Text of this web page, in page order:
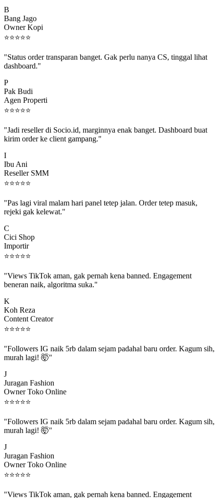
Bang Jago
Owner Kopi
⭐⭐⭐⭐⭐
dashboard."
Pak Budi
Agen Properti
⭐⭐⭐⭐⭐
kirim order ke client gampang."
Ibu Ani
Reseller SMM
⭐⭐⭐⭐⭐
rejeki gak kelewat."
Cici Shop
Importir
⭐⭐⭐⭐⭐
beneran naik, algoritma suka."
Koh Reza
Content Creator
⭐⭐⭐⭐⭐
murah lagi! 🤯"
Juragan Fashion
Owner Toko Online
⭐⭐⭐⭐⭐
murah lagi! 🤯"
Juragan Fashion
Owner Toko Online
⭐⭐⭐⭐⭐
beneran naik, algoritma suka."